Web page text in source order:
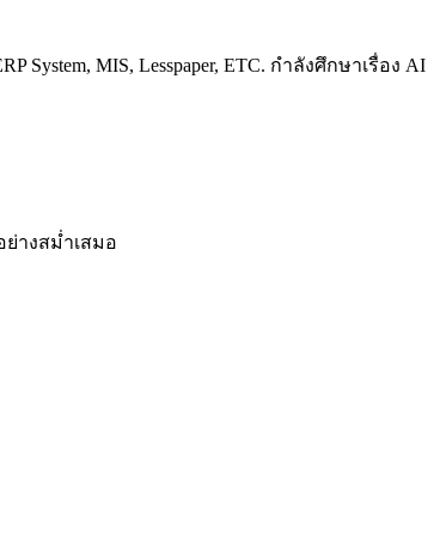
System, MIS, Lesspaper, ETC. กำลังศึกษาเรื่อง AI
างสม่ำเสมอ